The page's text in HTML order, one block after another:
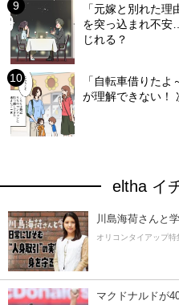
「元嫁と別れた
を突っ込まれ不安
じれる？
「自転車借りた
が理解できない！
eltha イ
川島海荷さんと
オリコンタイアップ特
マクドナルドが